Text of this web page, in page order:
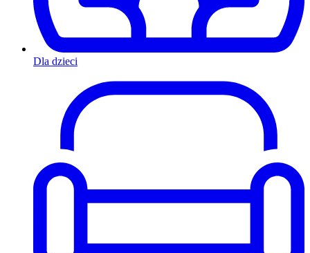
Dla dzieci